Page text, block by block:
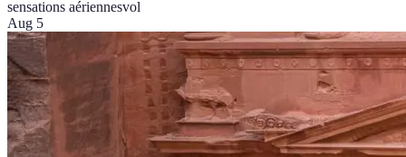
sensations aériennesvol
Aug 5